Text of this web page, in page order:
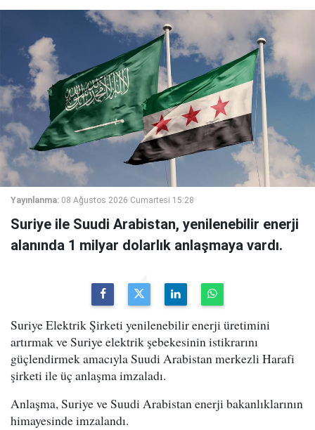
Yayınlanma: 08 Ağustos 2026 Cumartesi 15:28
Suriye ile Suudi Arabistan, yenilenebilir enerji
alanında 1 milyar dolarlık anlaşmaya vardı.
Suriye Elektrik Şirketi yenilenebilir enerji üretimini
artırmak ve Suriye elektrik şebekesinin istikrarını
güçlendirmek amacıyla Suudi Arabistan merkezli Harafi
şirketi ile üç anlaşma imzaladı.
Anlaşma, Suriye ve Suudi Arabistan enerji bakanlıklarının
himayesinde imzalandı.